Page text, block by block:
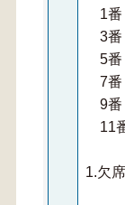
1
3
5
7
9
11
1.欠